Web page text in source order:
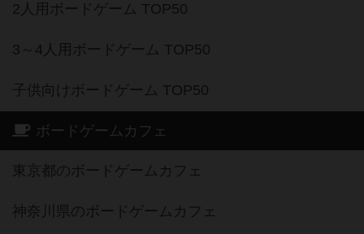
2人用ボードゲーム TOP50
3～4人用ボードゲーム TOP50
子供向けボードゲーム TOP50
ボードゲームカフェ
東京都のボードゲームカフェ
神奈川県のボードゲームカフェ